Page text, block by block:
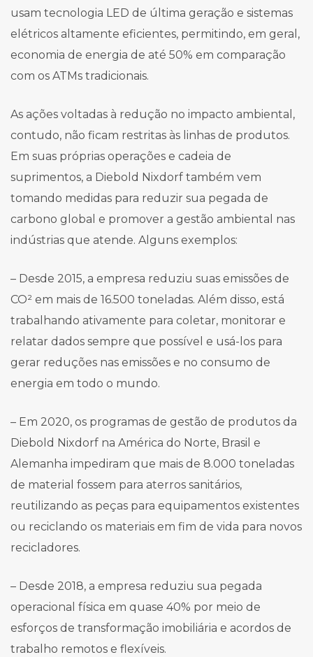
usam tecnologia LED de última geração e sistemas
elétricos altamente eficientes, permitindo, em geral,
economia de energia de até 50% em comparação
com os ATMs tradicionais.
As ações voltadas à redução no impacto ambiental,
contudo, não ficam restritas às linhas de produtos.
Em suas próprias operações e cadeia de
suprimentos, a Diebold Nixdorf também vem
tomando medidas para reduzir sua pegada de
carbono global e promover a gestão ambiental nas
indústrias que atende. Alguns exemplos:
– Desde 2015, a empresa reduziu suas emissões de
CO² em mais de 16.500 toneladas. Além disso, está
trabalhando ativamente para coletar, monitorar e
relatar dados sempre que possível e usá-los para
gerar reduções nas emissões e no consumo de
energia em todo o mundo.
– Em 2020, os programas de gestão de produtos da
Diebold Nixdorf na América do Norte, Brasil e
Alemanha impediram que mais de 8.000 toneladas
de material fossem para aterros sanitários,
reutilizando as peças para equipamentos existentes
ou reciclando os materiais em fim de vida para novos
recicladores.
– Desde 2018, a empresa reduziu sua pegada
operacional física em quase 40% por meio de
esforços de transformação imobiliária e acordos de
trabalho remotos e flexíveis.